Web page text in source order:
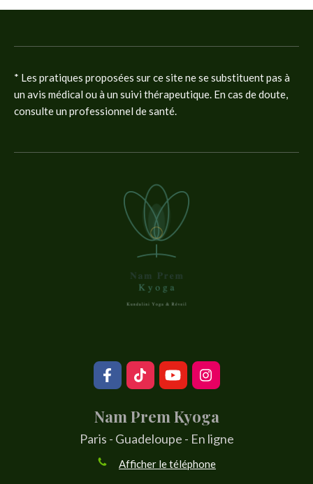
* Les pratiques proposées sur ce site ne se substituent pas à
un avis médical ou à un suivi thérapeutique. En cas de doute,
consulte un professionnel de santé.
Nam Prem Kyoga
Paris - Guadeloupe - En ligne
Afficher le téléphone